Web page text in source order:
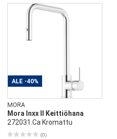
ALE -40%
MORA
Mora Inxx II Keittiöhana
272031.Ca Kromattu
(0)